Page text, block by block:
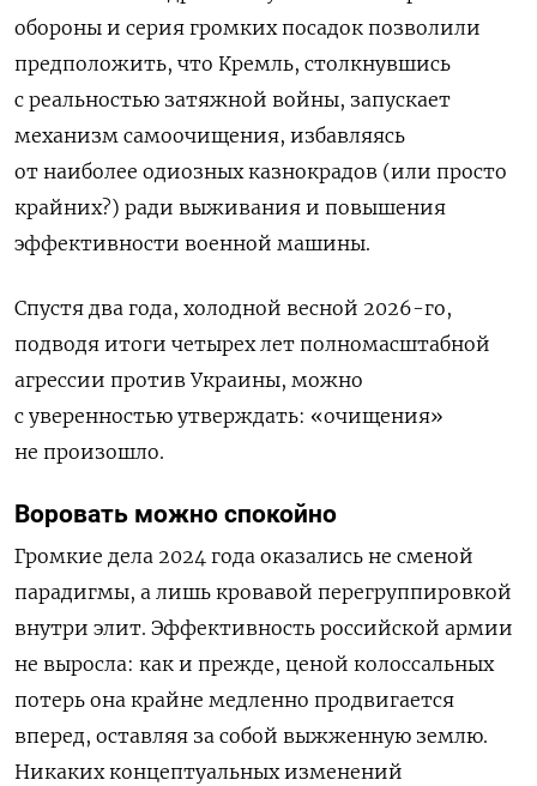
обороны и серия громких посадок позволили
предположить, что Кремль, столкнувшись
с реальностью затяжной войны, запускает
механизм самоочищения, избавляясь
от наиболее одиозных казнокрадов (или просто
крайних?) ради выживания и повышения
эффективности военной машины.
Спустя два года, холодной весной 2026-го,
подводя итоги четырех лет полномасштабной
агрессии против Украины, можно
с уверенностью утверждать: «очищения»
не произошло.
Воровать можно спокойно
Громкие дела 2024 года оказались не сменой
парадигмы, а лишь кровавой перегруппировкой
внутри элит. Эффективность российской армии
не выросла: как и прежде, ценой колоссальных
потерь она крайне медленно продвигается
вперед, оставляя за собой выжженную землю.
Никаких концептуальных изменений